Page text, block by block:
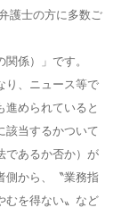
護士の方に多数ご
係）」です。
り、ニュース等で
進められていると
該当するかついて
であるか否か）が
側から、〝業務指
むを得ない〟など